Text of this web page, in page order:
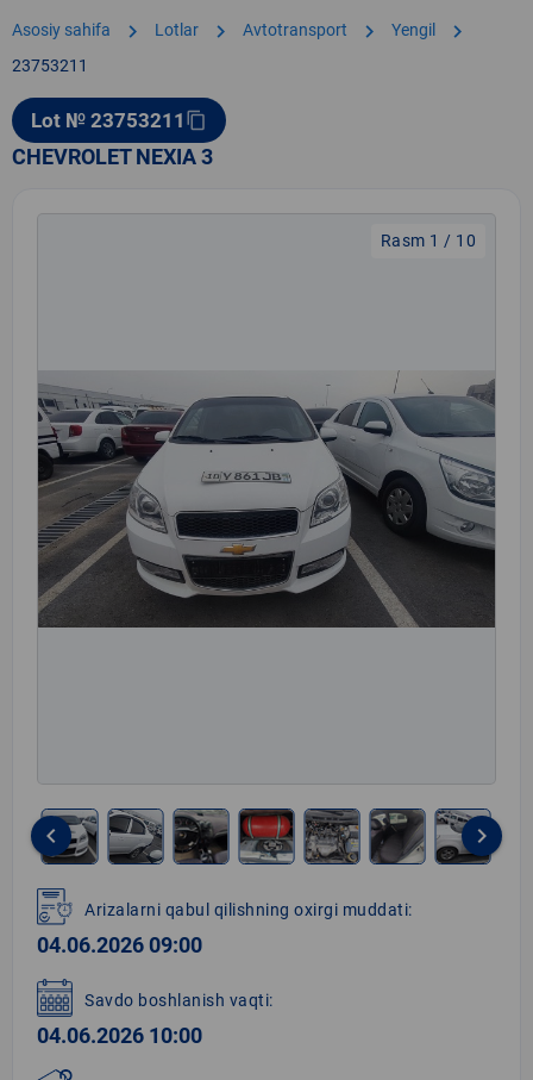
Asosiy sahifa chevron_right Lotlar chevron_right Avtotransport chevron_right Yengil chevron_right
23753211
Lot № 23753211 content_copy
CHEVROLET NEXIA 3
Rasm 1 / 10
1
of
10
keyboard_arrow_left keyboard_arrow_right
Arizalarni qabul qilishning oxirgi muddati:
04.06.2026 09:00
Savdo boshlanish vaqti:
04.06.2026 10:00